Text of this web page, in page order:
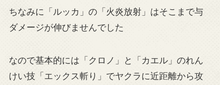
ちなみに「ルッカ」の「火炎放射」はそこまで与
ダメージが伸びませんでした
なので基本的には「クロノ」と「カエル」のれん
けい技「エックス斬り」でヤクラに近距離から攻